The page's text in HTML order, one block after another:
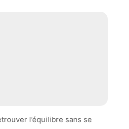
l’équilibre sans se